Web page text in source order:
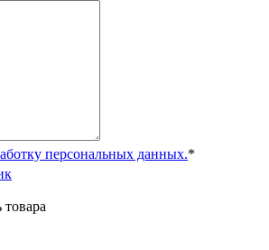
персональных данных.*
товара